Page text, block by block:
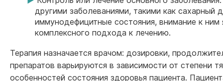
другими заболеваниями, такими как сахарный
иммунодефицитные состояния, внимание к ним
комплексного подхода к лечению.
Терапия назначается врачом: дозировки,
препаратов варьируются в зависимости от степени
особенностей состояния здоровья пациента.